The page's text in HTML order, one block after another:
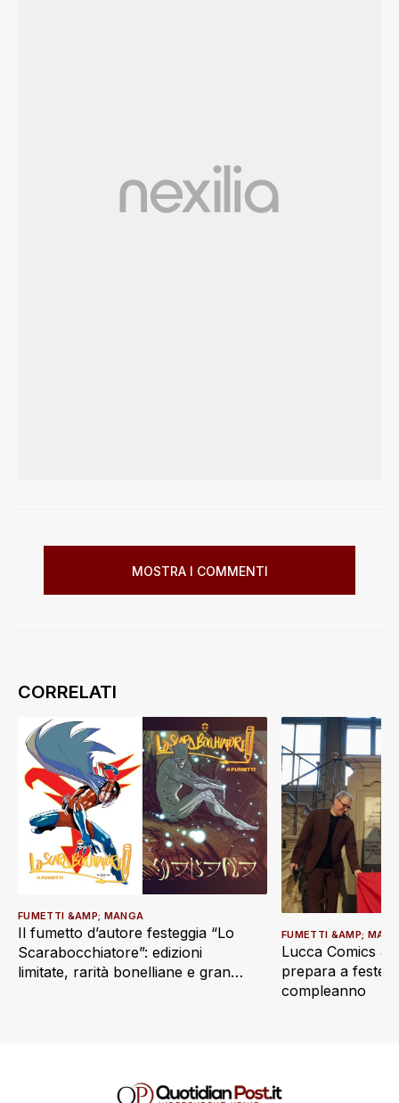
MOSTRA I COMMENTI
Il fumetto d’autore festeggia “Lo
Scarabocchiatore”: edizioni
limitate, rarità bonelliane e grandi
FUMETTI &AMP; MANGA
Lucca Comics &
prepara a
compleanno
FUMETTI &AMP;